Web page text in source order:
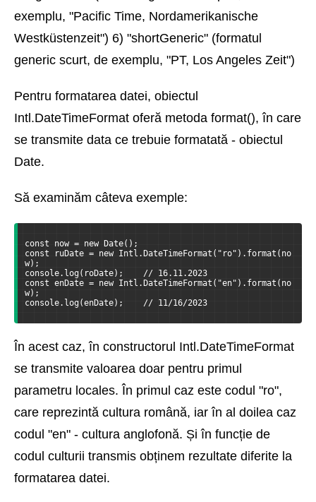
exemplu, "Pacific Time, Nordamerikanische
Westküstenzeit") 6) "shortGeneric" (formatul
generic scurt, de exemplu, "PT, Los Angeles Zeit")
Pentru formatarea datei, obiectul
Intl.DateTimeFormat oferă metoda format(), în care
se transmite data ce trebuie formatată - obiectul
Date.
Să examinăm câteva exemple:
const now = new Date();
const ruDate = new Intl.DateTimeFormat("ro").format(no
w);
console.log(roDate);    // 16.11.2023
const enDate = new Intl.DateTimeFormat("en").format(no
w);
console.log(enDate);    // 11/16/2023
În acest caz, în constructorul Intl.DateTimeFormat
se transmite valoarea doar pentru primul
parametru locales. În primul caz este codul "ro",
care reprezintă cultura română, iar în al doilea caz
codul "en" - cultura anglofonă. Și în funcție de
codul culturii transmis obținem rezultate diferite la
formatarea datei.